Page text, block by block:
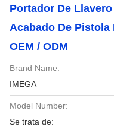
Portador De
Acabado De Pistola
OEM / ODM
Brand Name:
IMEGA
Model Number:
Se trata de: